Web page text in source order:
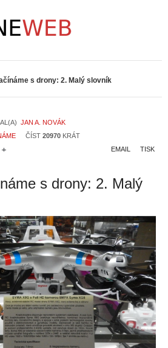
s drony: 2. Malý slovník
JAN A. NOVÁK
ČÍST 20970 KRÁT
TISK
EMAIL
s drony: 2. Malý